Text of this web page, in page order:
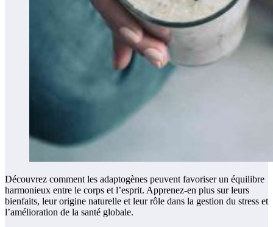
Découvrez comment les adaptogènes peuvent favoriser un équilibre
harmonieux entre le corps et l’esprit. Apprenez-en plus sur leurs
bienfaits, leur origine naturelle et leur rôle dans la gestion du stress et
l’amélioration de la santé globale.